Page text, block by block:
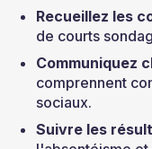
Recueillez les
de courts
Communiquez
comprennent
sociaux.
Suivre les